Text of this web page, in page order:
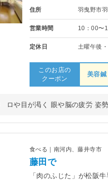
住所 羽曳野市
営業時間 10：00〜
定休日 土曜午後
このお店の
クーポン
美容
ロや目が渇く 眼や脳の疲労 姿
食べる｜南河内、藤井寺市
藤田で
「肉のふじた」が松阪